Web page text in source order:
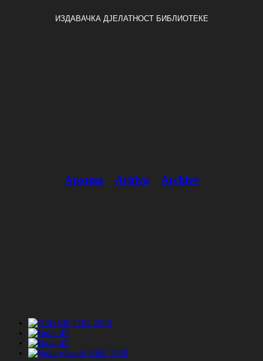
ИЗДАВАЧКА ДЈЕЛАТНОСТ БИБЛИОТЕКЕ
Архива Arhiva Archive